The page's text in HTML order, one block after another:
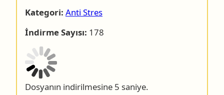
Kategori: Anti Stres
İndirme Sayısı: 178
Dosyanın indirilmesine 4 saniye.